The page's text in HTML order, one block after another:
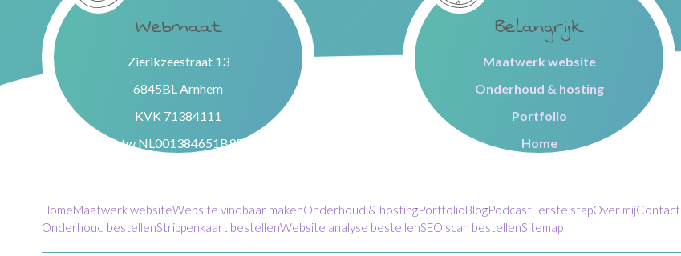
Webmaat
Zierikzeestraat 13
6845BL Arnhem
KVK 71384111
btw NL001384651B95
Belangrijk
Maatwerk website
Onderhoud & hosting
Portfolio
Home
HomeMaatwerk websiteWebsite vindbaar makenOnderhoud & hostingPortfolioBlogPodcastEerste stapOver mijContact
Onderhoud bestellenStrippenkaart bestellenWebsite analyse bestellenSEO scan bestellenSitemap